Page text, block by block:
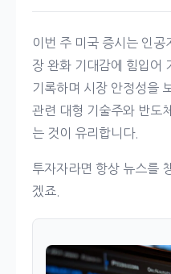
이번 주 미국 증시는 인공
장 완화 기대감에 힘입어
기록하며 시장 안정성을
관련 대형 기술주와 반도
는 것이 유리합니다.
투자자라면 항상 뉴스를
겠죠.